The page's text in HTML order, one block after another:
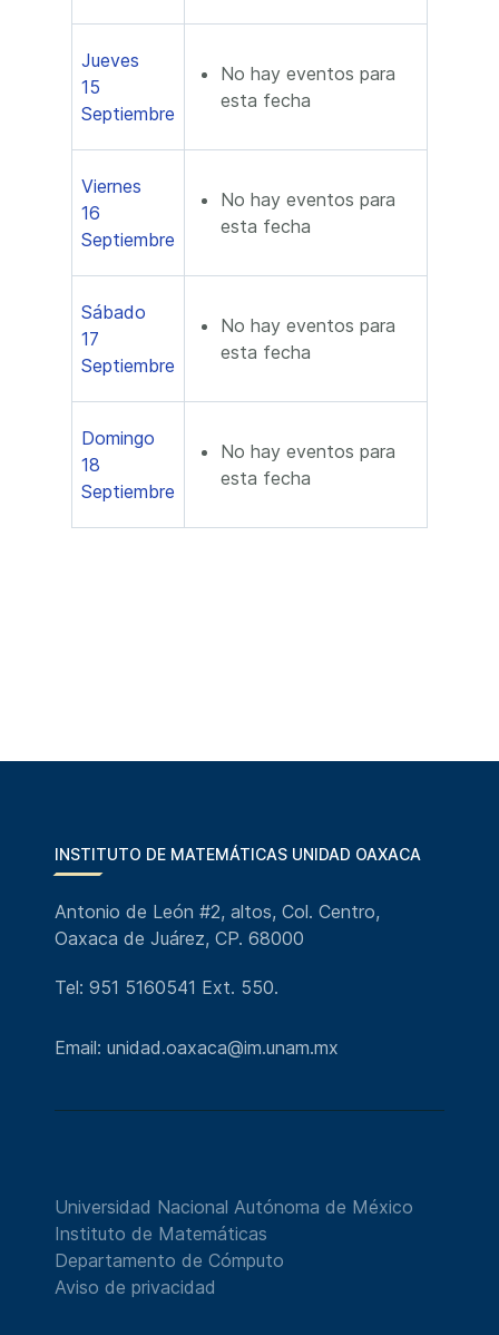
Jueves
15
Septiembre
No hay eventos para
esta fecha
Viernes
16
Septiembre
No hay eventos para
esta fecha
Sábado
17
Septiembre
No hay eventos para
esta fecha
Domingo
18
Septiembre
No hay eventos para
esta fecha
INSTITUTO DE MATEMÁTICAS UNIDAD OAXACA
Antonio de León #2, altos, Col. Centro,
Oaxaca de Juárez, CP. 68000
Tel: 951 5160541 Ext. 550.
Email: unidad.oaxaca@im.unam.mx
Universidad Nacional Autónoma de México
Instituto de Matemáticas
Departamento de Cómputo
Aviso de privacidad